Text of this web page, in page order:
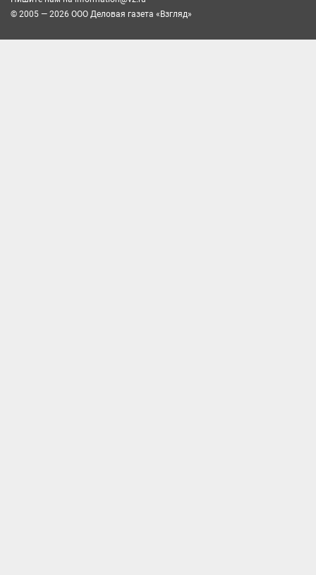
© 2005 — 2026 ООО Деловая газета «Взгляд»